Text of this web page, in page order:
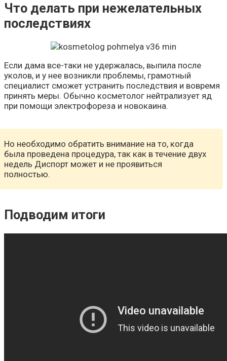
Что делать при нежелательных
последствиях
Если дама все-таки не удержалась, выпила после
уколов, и у нее возникли проблемы, грамотный
специалист сможет устранить последствия и вовремя
принять меры. Обычно косметолог нейтрализует яд
при помощи электрофореза и новокаина.
Но необходимо обратить внимание на то, когда
была проведена процедура, так как в течение двух
недель Диспорт может и не проявиться
полностью.
Подводим итоги